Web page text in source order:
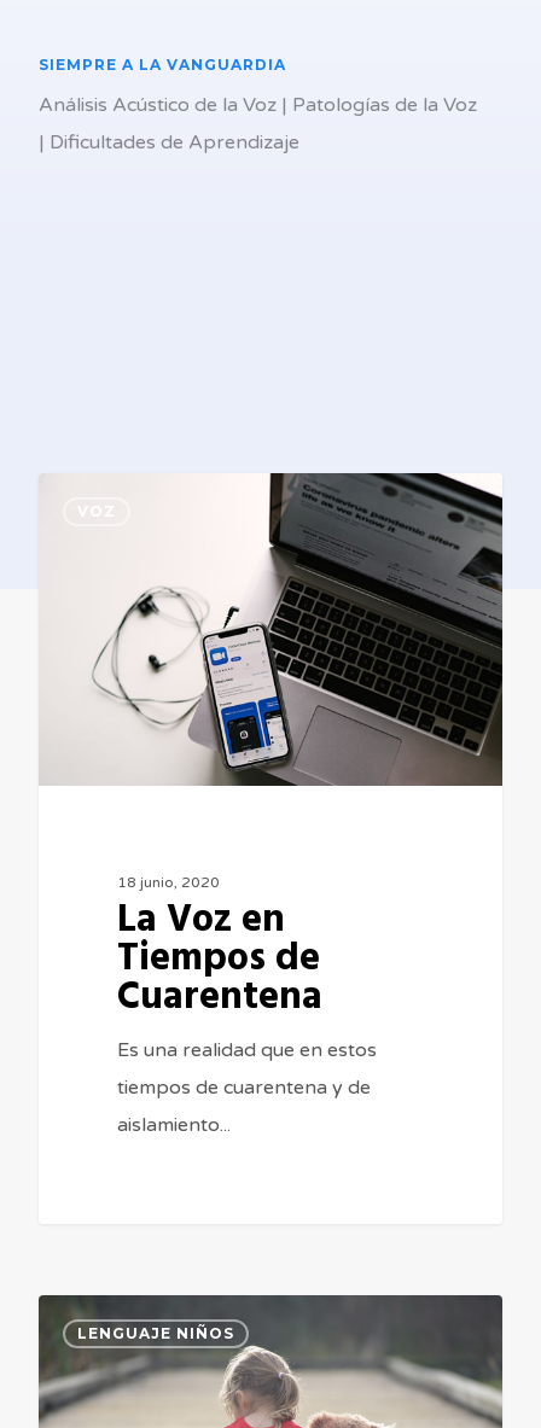
SIEMPRE A LA VANGUARDIA
Análisis Acústico de la Voz | Patologías de la Voz
| Dificultades de Aprendizaje
Cuarentena
VOZ
18 junio, 2020
La Voz en
Tiempos de
Cuarentena
Es una realidad que en estos
tiempos de cuarentena y de
aislamiento...
1
Tartamudez
Preescolares
LENGUAJE NIÑOS